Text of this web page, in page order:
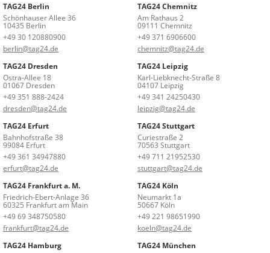
TAG24 Berlin
Schönhauser Allee 36
10435 Berlin
+49 30 120880900
berlin@tag24.de
TAG24 Chemnitz
Am Rathaus 2
09111 Chemnitz
+49 371 6906600
chemnitz@tag24.de
TAG24 Dresden
Ostra-Allee 18
01067 Dresden
+49 351 888-2424
dresden@tag24.de
TAG24 Leipzig
Karl-Liebknecht-Straße 8
04107 Leipzig
+49 341 24250430
leipzig@tag24.de
TAG24 Erfurt
Bahnhofstraße 38
99084 Erfurt
+49 361 34947880
erfurt@tag24.de
TAG24 Stuttgart
Curiestraße 2
70563 Stuttgart
+49 711 21952530
stuttgart@tag24.de
TAG24 Frankfurt a. M.
Friedrich-Ebert-Anlage 36
60325 Frankfurt am Main
+49 69 348750580
frankfurt@tag24.de
TAG24 Köln
Neumarkt 1a
50667 Köln
+49 221 98651990
koeln@tag24.de
TAG24 Hamburg
TAG24 München